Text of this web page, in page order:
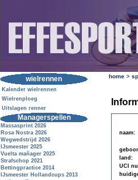
wielrennen
Kalender wielrennen
Wielrenploeg
Uitslagen renner
Managerspellen
Massasprint 2026
Rosa Nostra 2026
Wegwedstrijd 2026
IJsmeester 2025
Vuelta mañager 2025
Strafschop 2021
Bettingpractice 2014
IJsmeester Hollandcups 2013
home >
naam:
land:
UCI